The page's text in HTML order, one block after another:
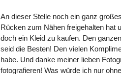
An dieser Stelle noch ein ganz
Rücken zum Nähen freigehalten hat
doch ein Kleid zu kaufen. Den
seid die Besten! Den vielen
habe. Und danke meiner lieben
fotografieren! Was würde ich nur